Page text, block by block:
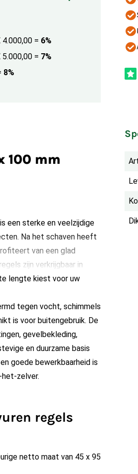
4.000,00 = 6%
5.000,00 = 7%
8%
100 mm
is een sterke en veelzijdige
Na het schaven heeft
van een glad
zijn verkrijgbaar in
lengte kiest voor uw
tegen vocht, schimmels
is voor buitengebruik. De
gevelbekleding,
en duurzame basis
goede bewerkbaarheid is
zelver.
regels
netto maat van 45 x 95